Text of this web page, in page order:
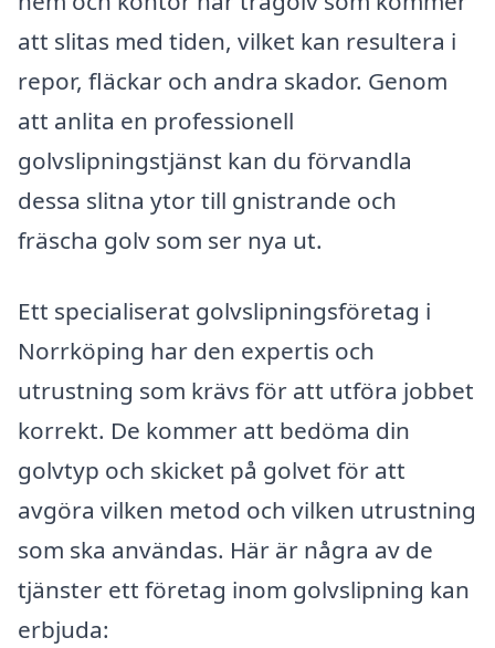
att slitas med tiden, vilket kan resultera i
repor, fläckar och andra skador. Genom
att anlita en professionell
golvslipningstjänst kan du förvandla
dessa slitna ytor till gnistrande och
fräscha golv som ser nya ut.
Ett specialiserat golvslipningsföretag i
Norrköping har den expertis och
utrustning som krävs för att utföra jobbet
korrekt. De kommer att bedöma din
golvtyp och skicket på golvet för att
avgöra vilken metod och vilken utrustning
som ska användas. Här är några av de
tjänster ett företag inom golvslipning kan
erbjuda: